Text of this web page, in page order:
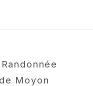
Moyon